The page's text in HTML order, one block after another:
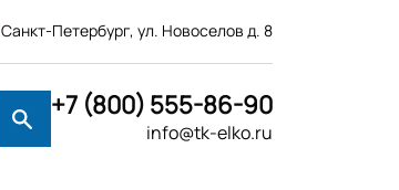
Санкт-Петербург, ул. Новоселов д. 8
+7 (800) 555-86-90
info@tk-elko.ru